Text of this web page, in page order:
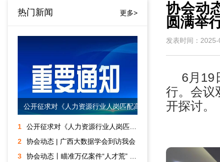
热门新闻 更多>
公开征求对《人力资源行业人岗匹配高质量数据集技术规范》团体标准意见的通知
1
2
协会动态 | 广西大数据学会到访我会
3
协会动
圆满举
发表时间：
6月19
行。会议
开探讨。